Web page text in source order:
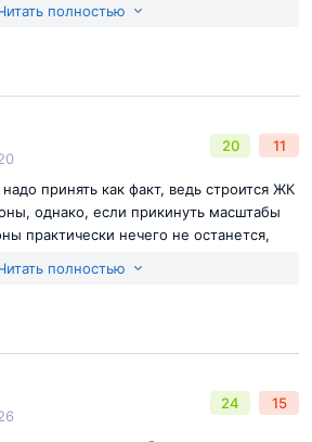
публикациина сайте
и машин никаких .
полностью
публикациина сайте
20 11
принять как факт, ведь строится ЖК
однако, если прикинуть масштабы
практически нечего не останется,
Конечно, это только в перспективе, но
полностью
24 15